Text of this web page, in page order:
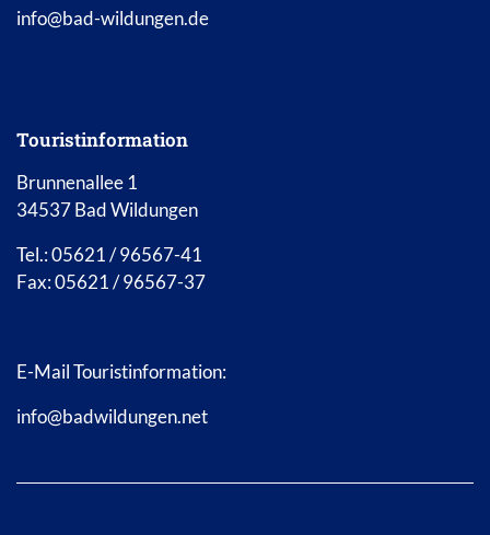
info@bad-wildungen.de
Touristinformation
Brunnenallee 1
34537 Bad Wildungen
Tel.: 05621 / 96567-41
Fax: 05621 / 96567-37
E-Mail Touristinformation:
info@badwildungen.net